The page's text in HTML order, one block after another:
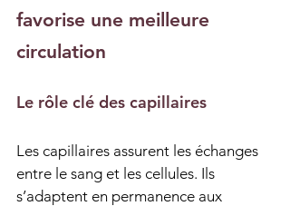
favorise une meilleure
circulation
Le rôle clé des capillaires
Les capillaires assurent les échanges
entre le sang et les cellules. Ils
s’adaptent en permanence aux